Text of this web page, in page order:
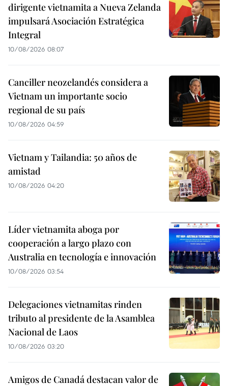
dirigente vietnamita a Nueva Zelanda
impulsará Asociación Estratégica
Integral
10/08/2026 08:07
Canciller neozelandés considera a
Vietnam un importante socio
regional de su país
10/08/2026 04:59
Vietnam y Tailandia: 50 años de
amistad
10/08/2026 04:20
Líder vietnamita aboga por
cooperación a largo plazo con
Australia en tecnología e innovación
10/08/2026 03:54
Delegaciones vietnamitas rinden
tributo al presidente de la Asamblea
Nacional de Laos
10/08/2026 03:20
Amigos de Canadá destacan valor de